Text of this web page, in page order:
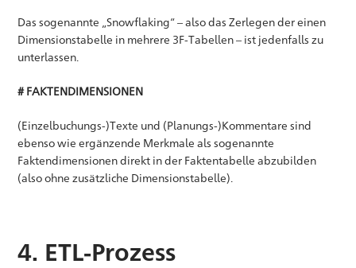
Das sogenannte „Snowflaking“ – also das Zerlegen der einen
Dimensionstabelle in mehrere 3F-Tabellen – ist jedenfalls zu
unterlassen.
# FAKTENDIMENSIONEN
(Einzelbuchungs-)Texte und (Planungs-)Kommentare sind
ebenso wie ergänzende Merkmale als sogenannte
Faktendimensionen direkt in der Faktentabelle abzubilden
(also ohne zusätzliche Dimensionstabelle).
4. ETL-Prozess